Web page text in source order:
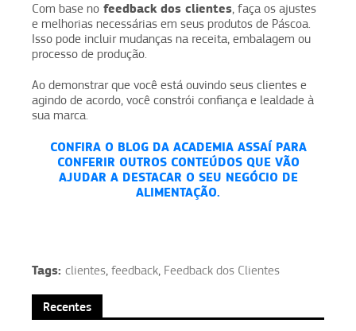
Com base no feedback dos clientes, faça os ajustes
e melhorias necessárias em seus produtos de Páscoa.
Isso pode incluir mudanças na receita, embalagem ou
processo de produção.
Ao demonstrar que você está ouvindo seus clientes e
agindo de acordo, você constrói confiança e lealdade à
sua marca.
CONFIRA O BLOG DA ACADEMIA ASSAÍ PARA
CONFERIR OUTROS CONTEÚDOS QUE VÃO
AJUDAR A DESTACAR O SEU NEGÓCIO DE
ALIMENTAÇÃO.
Tags: clientes, feedback, Feedback dos Clientes
Recentes